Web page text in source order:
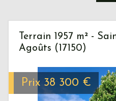
Terrain 1957 m² -
Agoûts (17150)
Prix 38 300 €